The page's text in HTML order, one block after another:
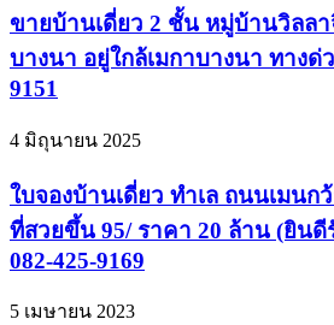
ขายบ้านเดี่ยว 2 ชั้น หมู่บ้านวิลล
บางนา อยู่ใกล้เมกาบางนา ทางด่
9151
4 มิถุนายน 2025
ใบจองบ้านเดี่ยว ทำเล ถนนเมนก
ที่สวยขึ้น 95/ ราคา 20 ล้าน (ยินดี
082-425-9169
5 เมษายน 2023